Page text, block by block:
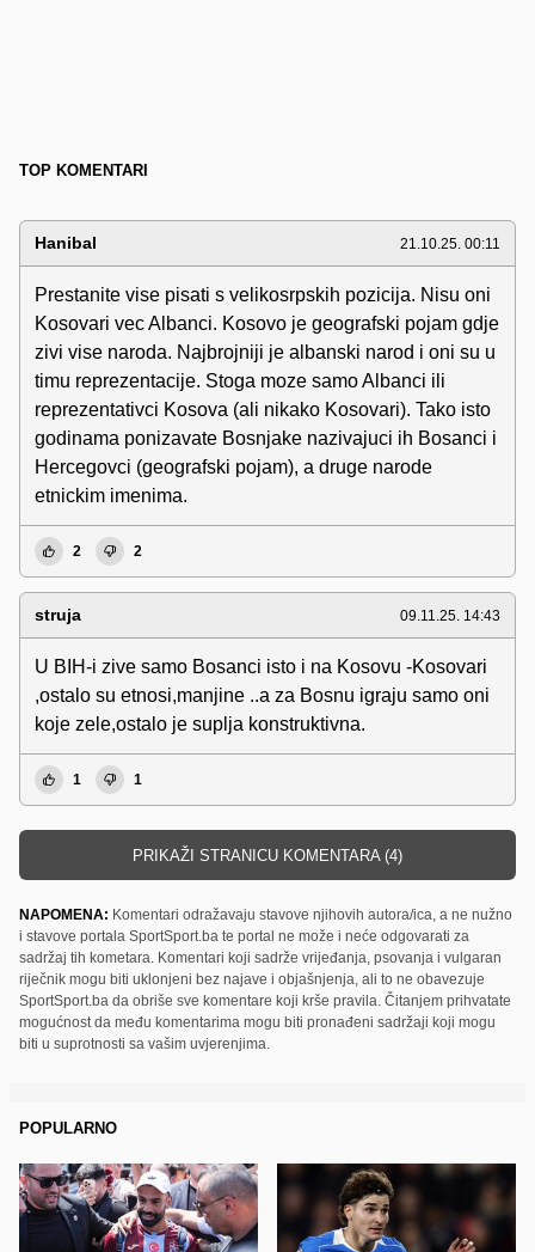
TOP KOMENTARI
Hanibal 21.10.25. 00:11
Prestanite vise pisati s velikosrpskih pozicija. Nisu oni
Kosovari vec Albanci. Kosovo je geografski pojam gdje
zivi vise naroda. Najbrojniji je albanski narod i oni su u
timu reprezentacije. Stoga moze samo Albanci ili
reprezentativci Kosova (ali nikako Kosovari). Tako isto
godinama ponizavate Bosnjake nazivajuci ih Bosanci i
Hercegovci (geografski pojam), a druge narode
etnickim imenima.
2 2
struja 09.11.25. 14:43
U BIH-i zive samo Bosanci isto i na Kosovu -Kosovari
,ostalo su etnosi,manjine ..a za Bosnu igraju samo oni
koje zele,ostalo je suplja konstruktivna.
1 1
PRIKAŽI STRANICU KOMENTARA (4)
NAPOMENA: Komentari odražavaju stavove njihovih autora/ica, a ne nužno
i stavove portala SportSport.ba te portal ne može i neće odgovarati za
sadržaj tih kometara. Komentari koji sadrže vrijeđanja, psovanja i vulgaran
riječnik mogu biti uklonjeni bez najave i objašnjenja, ali to ne obavezuje
SportSport.ba da obriše sve komentare koji krše pravila. Čitanjem prihvatate
mogućnost da među komentarima mogu biti pronađeni sadržaji koji mogu
biti u suprotnosti sa vašim uvjerenjima.
POPULARNO